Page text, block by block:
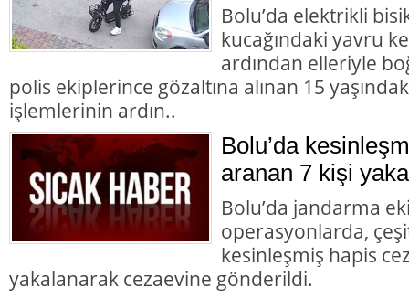
Bolu’da elektrikli
kucağındaki yavru
ardından elleriyle
polis ekiplerince gözaltına alınan 15
işlemlerinin ardın..
Bolu’da
aranan 7 kişi
Bolu’da jandarma
operasyonlarda,
kesinleşmiş hapis
yakalanarak cezaevine gönderildi.